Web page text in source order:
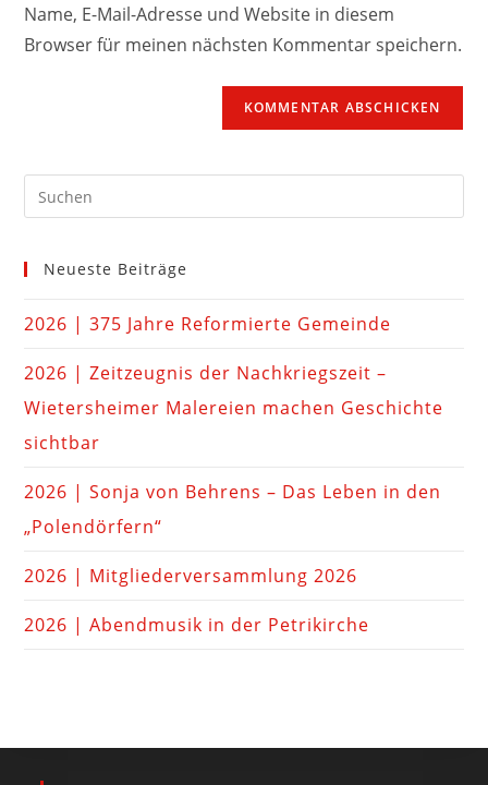
Name, E-Mail-Adresse und Website in diesem
Browser für meinen nächsten Kommentar speichern.
Neueste Beiträge
2026 | 375 Jahre Reformierte Gemeinde
2026 | Zeitzeugnis der Nachkriegszeit –
Wietersheimer Malereien machen Geschichte
sichtbar
2026 | Sonja von Behrens – Das Leben in den
„Polendörfern“
2026 | Mitgliederversammlung 2026
2026 | Abendmusik in der Petrikirche